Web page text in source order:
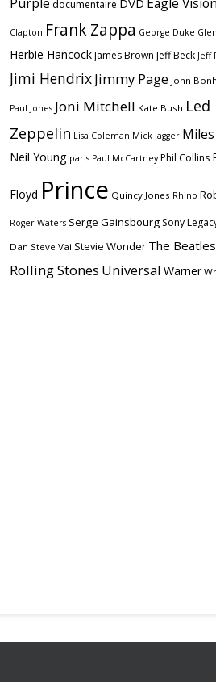
documentaire DVD
Clapton Frank Zappa George Duke
Herbie Hancock James Brown Jeff Beck Jeff
Jimi HendrixJimmy Page John
Paul Jones Joni Mitchell Kate Bush Led
Zeppelin Lisa Coleman Mick Jagger
Neil Young paris Paul McCartney Phil Collins
Floyd Prince Quincy Jones Rhino
Roger Waters Serge Gainsbourg Sony
Dan Steve Vai Stevie Wonder The Beatles
Rolling Stones Universal Warner